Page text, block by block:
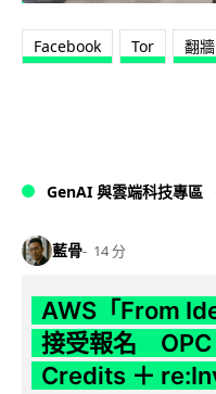
Facebook Tor 翻牆
GenAI 與雲端科技專區
藍骨 14 分
AWS「From
接受報名 OPC
Credits ＋